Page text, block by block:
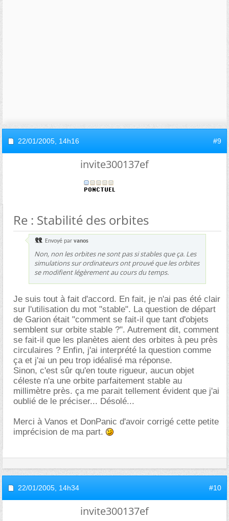
22/01/2005, 14h16 #9
invite300137ef
Re : Stabilité des orbites
Envoyé par vanos
Non, non les orbites ne sont pas si stables que ça. Les
simulations sur ordinateurs ont prouvé que les orbites
se modifient légèrement au cours du temps.
Je suis tout à fait d'accord. En fait, je n'ai pas été clair
sur l'utilisation du mot "stable". La question de départ
de Garion était "comment se fait-il que tant d'objets
semblent sur orbite stable ?". Autrement dit, comment
se fait-il que les planètes aient des orbites à peu près
circulaires ? Enfin, j'ai interprété la question comme
ça et j'ai un peu trop idéalisé ma réponse.
Sinon, c'est sûr qu'en toute rigueur, aucun objet
céleste n'a une orbite parfaitement stable au
millimètre près. ça me parait tellement évident que j'ai
oublié de le préciser... Désolé...
Merci à Vanos et DonPanic d'avoir corrigé cette petite
imprécision de ma part.
22/01/2005, 14h34 #10
invite300137ef